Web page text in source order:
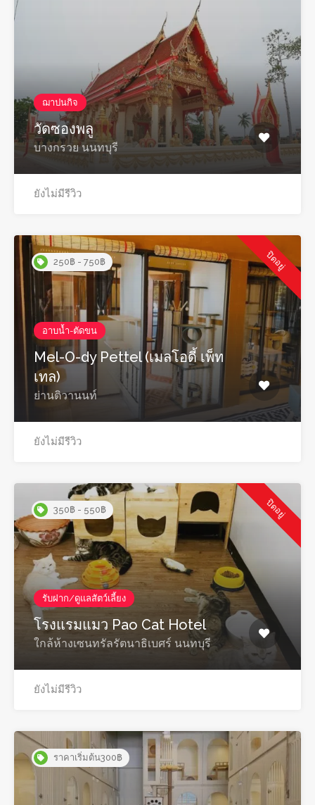
ฌาปนกิจ
วัดซองพลู
บางกรวย นนทบุรี
ยังไม่มีรีวิว
250฿ - 750฿ ปิดอยู่
อาบน้ำ-ตัดขน
Mel-O-dy Pettel (เมลโอดี้ เพ็ท
เทล)
ย่านติวานนท์
ยังไม่มีรีวิว
350฿ - 550฿ ปิดอยู่
รับฝาก/ดูแลสัตว์เลี้ยง
โรงแรมแมว Pao Cat Hotel
ใกล้ห้างเซนทรัลรัตนาธิเบศร์ นนทบุรี
ยังไม่มีรีวิว
ราคาเริ่มต้น300฿